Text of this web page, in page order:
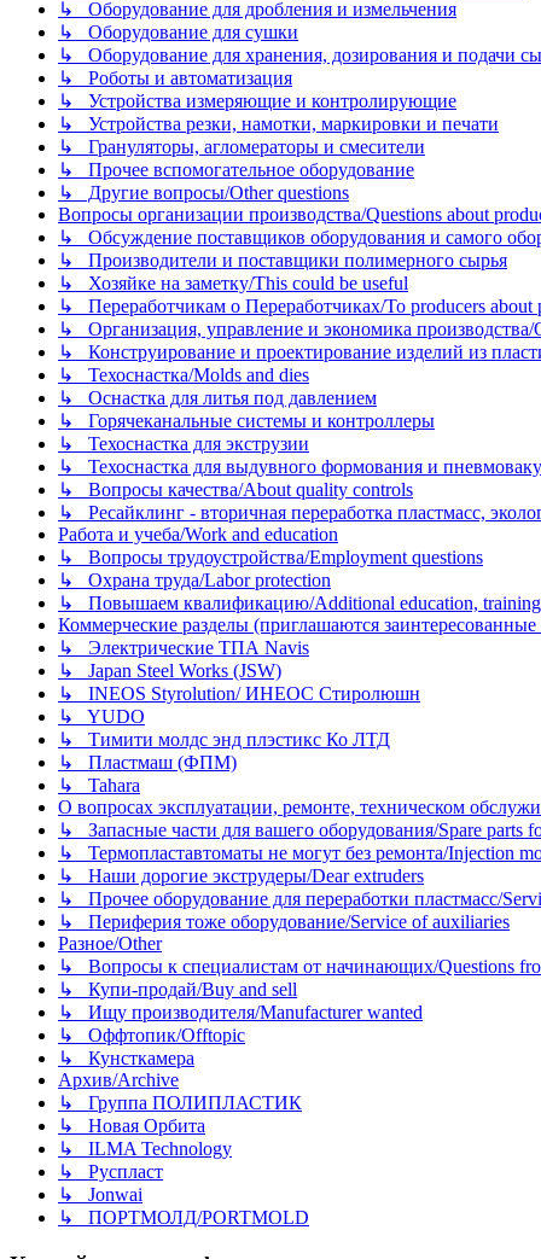
↳ Оборудование для дробления и измельчения
↳ Оборудование для сушки
↳ Оборудование для хранения, дозирования и подачи
↳ Роботы и автоматизация
↳ Устройства измеряющие и контролирующие
↳ Устройства резки, намотки, маркировки и печати
↳ Грануляторы, агломераторы и смесители
↳ Прочее вспомогательное оборудование
↳ Другие вопросы/Other questions
Вопросы организации производства/Questions about
↳ Обсуждение поставщиков оборудования и самого
↳ Производители и поставщики полимерного сырья
↳ Хозяйке на заметку/This could be useful
↳ Переработчикам о Переработчиках/To producers about
↳ Организация, управление и экономика производства/
↳ Конструирование и проектирование изделий из
↳ Техоснастка/Molds and dies
↳ Оснастка для литья под давлением
↳ Горячеканальные системы и контроллеры
↳ Техоснастка для экструзии
↳ Техоснастка для выдувного формования и
↳ Вопросы качества/About quality controls
↳ Ресайклинг - вторичная переработка пластмасс,
Работа и учеба/Work and education
↳ Вопросы трудоустройства/Employment questions
↳ Охрана труда/Labor protection
↳ Повышаем квалификацию/Additional education,
Коммерческие разделы (приглашаются
↳ Электрические ТПА Navis
↳ Japan Steel Works (JSW)
↳ INEOS Styrolution/ ИНЕОС Стиролюшн
↳ YUDO
↳ Тимити молдс энд плэстикс Ко ЛТД
↳ Пластмаш (ФПМ)
↳ Tahara
О вопросах эксплуатации, ремонте, техническом
↳ Запасные части для вашего оборудования/Spare parts
↳ Термопластавтоматы не могут без ремонта/Injection
↳ Наши дорогие экструдеры/Dear extruders
↳ Прочее оборудование для переработки пластмасс/
↳ Периферия тоже оборудование/Service of auxiliaries
Разное/Other
↳ Вопросы к специалистам от начинающих/Questions
↳ Купи-продай/Buy and sell
↳ Ищу производителя/Manufacturer wanted
↳ Оффтопик/Offtopic
↳ Кунсткамера
Архив/Archive
↳ Группа ПОЛИПЛАСТИК
↳ Новая Орбита
↳ ILMA Technology
↳ Руспласт
↳ Jonwai
↳ ПОРТМОЛД/PORTMOLD